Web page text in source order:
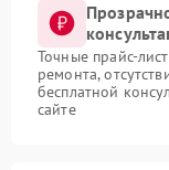
Точные прайс-
ремонта,
бесплатной
сайте